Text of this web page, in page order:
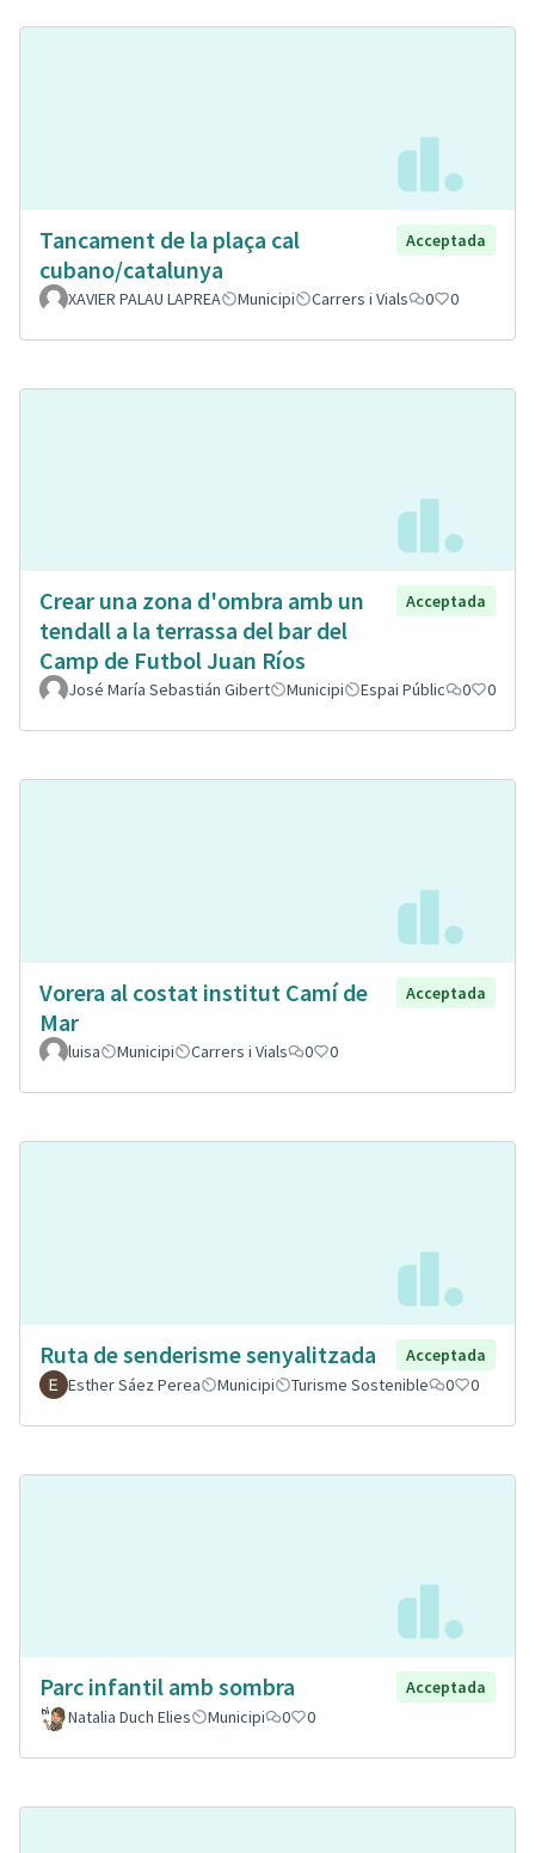
Tancament de la plaça cal
cubano/catalunya
Acceptada
XAVIER PALAU LAPREA Municipi Carrers i Vials 0 0
Crear una zona d'ombra amb un
tendall a la terrassa del bar del
Camp de Futbol Juan Ríos
Acceptada
José María Sebastián Gibert Municipi Espai Públic 0 0
Vorera al costat institut Camí de
Mar
Acceptada
luisa Municipi Carrers i Vials 0 0
Ruta de senderisme senyalitzada
Acceptada
Esther Sáez Perea
Municipi Turisme Sostenible 0 0
Parc infantil amb sombra
Acceptada
Natalia Duch Elies
Municipi 0 0